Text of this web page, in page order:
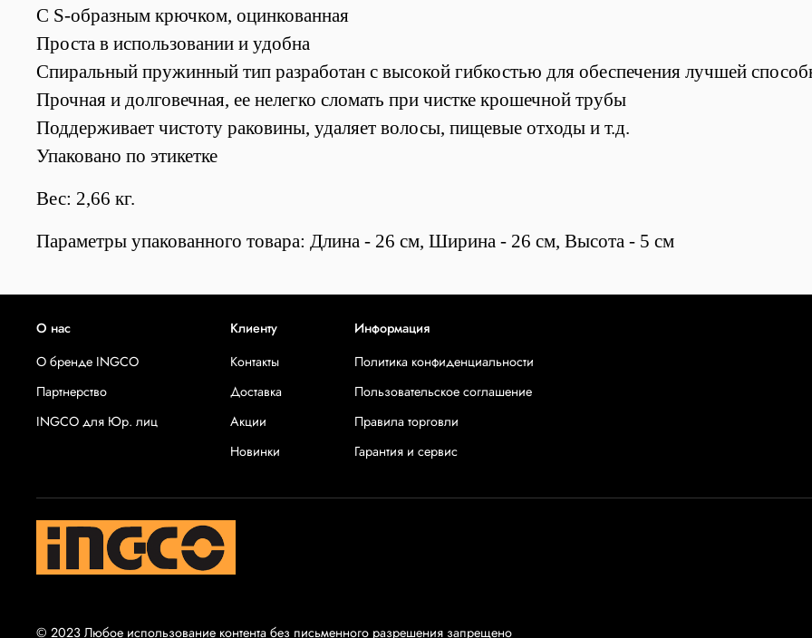
С S-образным крючком, оцинкованная
Проста в использовании и удобна
Спиральный пружинный тип разработан с высокой гибкостью для обеспечения лучшей
Прочная и долговечная, ее нелегко сломать при чистке крошечной трубы
Поддерживает чистоту раковины, удаляет волосы, пищевые отходы и т.д.
Упаковано по этикетке
Вес: 2,66 кг.
Параметры упакованного товара: Длина - 26 см, Ширина - 26 см, Высота - 5 см
О нас
О бренде INGCO
Партнерство
INGCO для Юр. лиц
Клиенту
Контакты
Доставка
Акции
Новинки
Информация
Политика конфиденциальности
Пользовательское соглашение
Правила торговли
Гарантия и сервис
© 2023 Любое использование контента без письменного разрешения запрещено